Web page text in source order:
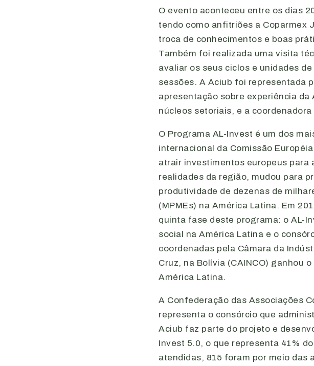
O evento aconteceu entre os dias
tendo como anfitriões a Coparmex
troca de conhecimentos e boas
Também foi realizada uma visita
avaliar os seus ciclos e unidades
sessões. A Aciub foi representada
apresentação sobre experiência
núcleos setoriais, e a
O Programa AL-Invest é um dos
internacional da Comissão
atrair investimentos europeus para
realidades da região, mudou para
produtividade de dezenas de
(MPMEs) na América Latina. Em
quinta fase deste programa: o AL-
social na América Latina e o
coordenadas pela Câmara da
Cruz, na Bolívia (CAINCO) ganhou
América Latina.
A Confederação das Associações
representa o consórcio que
Aciub faz parte do projeto e
Invest 5.0, o que representa 41%
atendidas, 815 foram por meio das